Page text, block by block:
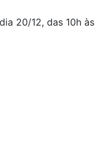
20/12, das 10h às